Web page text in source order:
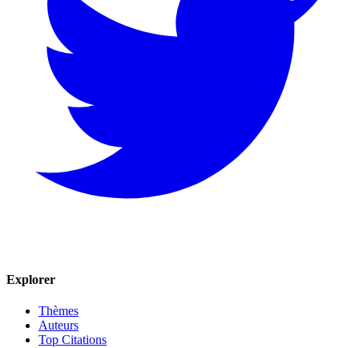
Explorer
Thèmes
Auteurs
Top Citations